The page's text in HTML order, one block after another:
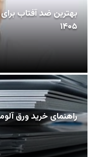
بهترین ضد آفتاب
۱۴۰۵
راهنمای خرید ورق